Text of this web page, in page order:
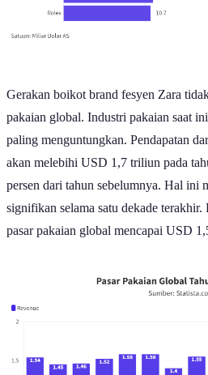
Gerakan boikot brand fesyen Zara
pakaian global. Industri pakaian saat
paling menguntungkan. Pendapatan
akan melebihi USD 1,7 triliun pada
persen dari tahun sebelumnya. Hal ini
signifikan selama satu dekade terakhir.
pasar pakaian global mencapai USD